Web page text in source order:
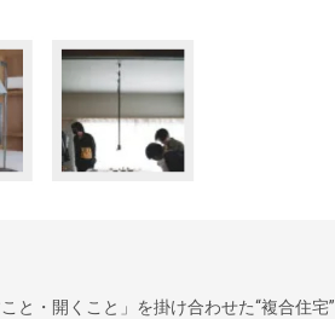
と・開くこと」を掛け合わせた“複合住宅”